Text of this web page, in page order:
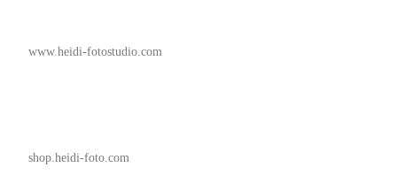
www.heidi-fotostudio.com
shop.heidi-foto.com